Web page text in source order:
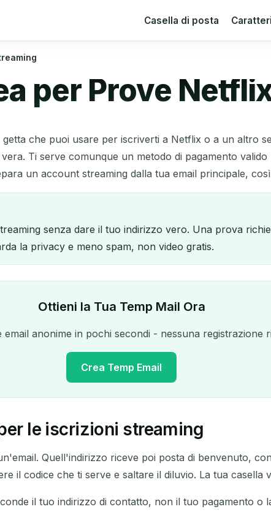
Casella di posta
per Prove
che puoi usare per iscriverti a Netflix o a un altro
Ti serve comunque un metodo di pagamento
un account streaming dalla tua email principale,
senza dare il tuo indirizzo vero. Una prova
la privacy e meno spam, non video gratis.
Ottieni la Tua Temp Mail Ora
email anonime in pochi secondi - nessuna registrazione
Crea Temp Email
indirizzo email temporaneo:
Copia
le iscrizioni streaming
Quell'indirizzo riceve poi posta di benvenuto,
il codice che ti serve e saltare il diluvio. La tua casella
il tuo indirizzo di contatto, non il tuo pagamento o